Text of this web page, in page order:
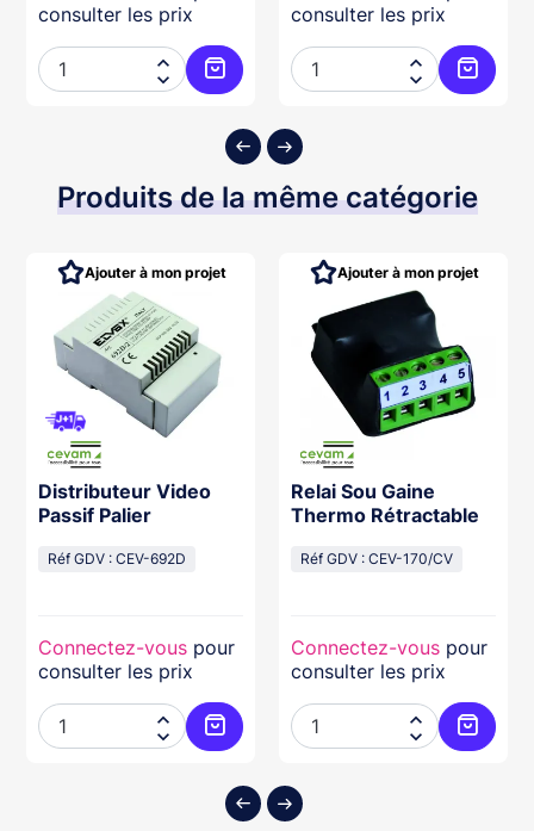
au panier
consulter les prix


Ajouter au panier
consulter les prix


Produits de la même catégorie
au panier
Distributeur Video
Passif Palier
Réf GDV : CEV-692D
Connectez-vous pour
consulter les prix


Ajouter au panier
Ajouter à mon projet
Relai Sou Gaine
Thermo Rétractable
Réf GDV : CEV-170/CV
Connectez-vous pour
consulter les prix


Ajouter à mon projet